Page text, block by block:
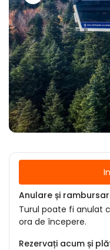
Anulare și
Turul poate fi anulat
ora de începere.
Rezervați acum și